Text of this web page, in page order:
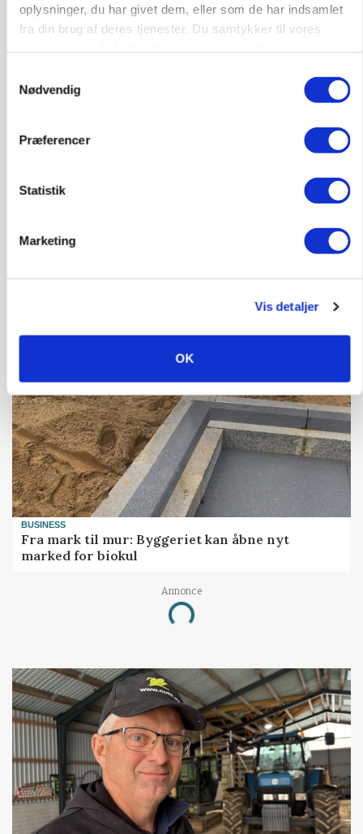
oplysninger, du har givet dem, eller som de har indsamlet
fra din brug af deres tjenester. Du samtykker til vores
Nødvendig
Præferencer
Statistik
Marketing
Vis detaljer
OK
Russisk mælkepris dykker 23 procent
BUSINESS
Fra mark til mur: Byggeriet kan åbne nyt
marked for biokul
Annonce
Loading...